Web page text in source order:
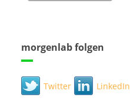
morgenlab folgen
Twitter LinkedIn